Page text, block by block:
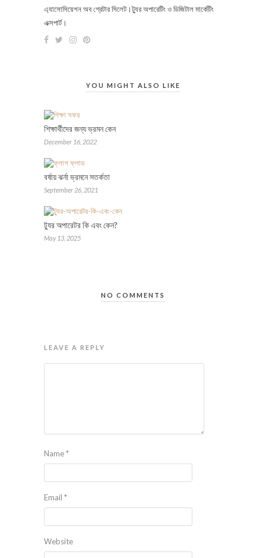
এ্যাসোসিয়েশন অব গ্রেটার সিলেট।ট্যুর অপারেটিং ও ডিজিটাল মার্কেটিং
এক্সপার্ট।
YOU MIGHT ALSO LIKE
শিক্ষার্থীদের জন্য ভ্রমন কেন
December 16, 2022
বর্ষায় ঝর্না ভ্রমনে সতর্কতা
September 26, 2021
ট্যুর অপারেটর কি এবং কেন?
May 13, 2025
NO COMMENTS
LEAVE A REPLY
Name*
Email *
Website